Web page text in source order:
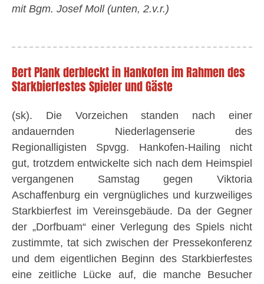
mit Bgm. Josef Moll (unten, 2.v.r.)
Bert Plank derbleckt in Hankofen im Rahmen des
Starkbierfestes Spieler und Gäste
(sk). Die Vorzeichen standen nach einer
andauernden Niederlagenserie des
Regionalligisten Spvgg. Hankofen-Hailing nicht
gut, trotzdem entwickelte sich nach dem Heimspiel
vergangenen Samstag gegen Viktoria
Aschaffenburg ein vergnügliches und kurzweiliges
Starkbierfest im Vereinsgebäude. Da der Gegner
der „Dorfbuam“ einer Verlegung des Spiels nicht
zustimmte, tat sich zwischen der Pressekonferenz
und dem eigentlichen Beginn des Starkbierfestes
eine zeitliche Lücke auf, die manche Besucher